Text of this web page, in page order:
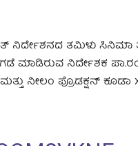
ನಿರ್ದೇಶನದ ತಮಿಳು
ಮಾಡಿರುವ ನಿರ್ದೇಶಕ
ನೀಲಂ ಪ್ರೊಡಕ್ಷನ್ ಕೂಡಾ